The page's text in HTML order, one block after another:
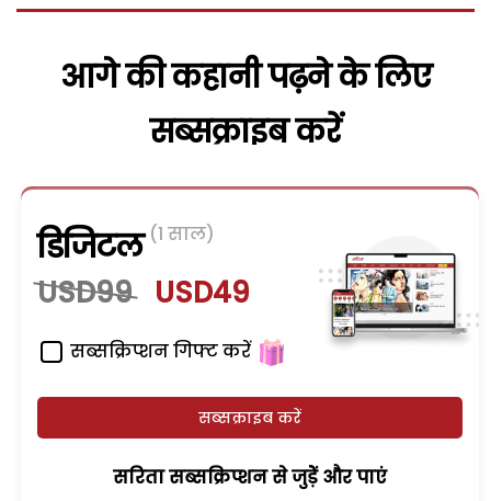
आगे की कहानी पढ़ने के लिए
सब्सक्राइब करें
डिजिटल (1 साल)
USD99 USD49
सब्सक्रिप्शन गिफ्ट करें
सब्सक्राइब करें
सरिता सब्सक्रिप्शन से जुड़ेें और पाएं